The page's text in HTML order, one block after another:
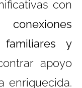
con
conexiones
y
apoyo
enriquecida.